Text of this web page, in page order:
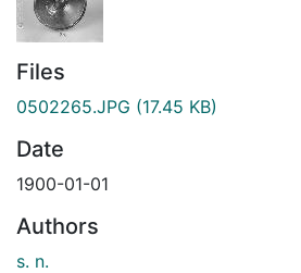
Files
0502265.JPG (17.45 KB)
Date
1900-01-01
Authors
s. n.